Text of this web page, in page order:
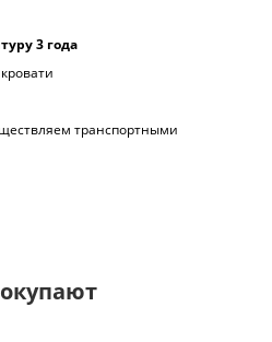
3 года
транспортными